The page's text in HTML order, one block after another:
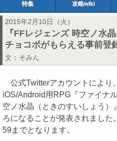
特集 攻略wiki
2015年2月10日（火）
『FFレジェンズ 時空ノ水
チョコボがもらえる事前登
文： そみん
公式Twitterアカウントにより
iOS/Android用RPG『ファイナ
空ノ水晶（ときのすいしょう
ろになることが発表されました
59までとなります。